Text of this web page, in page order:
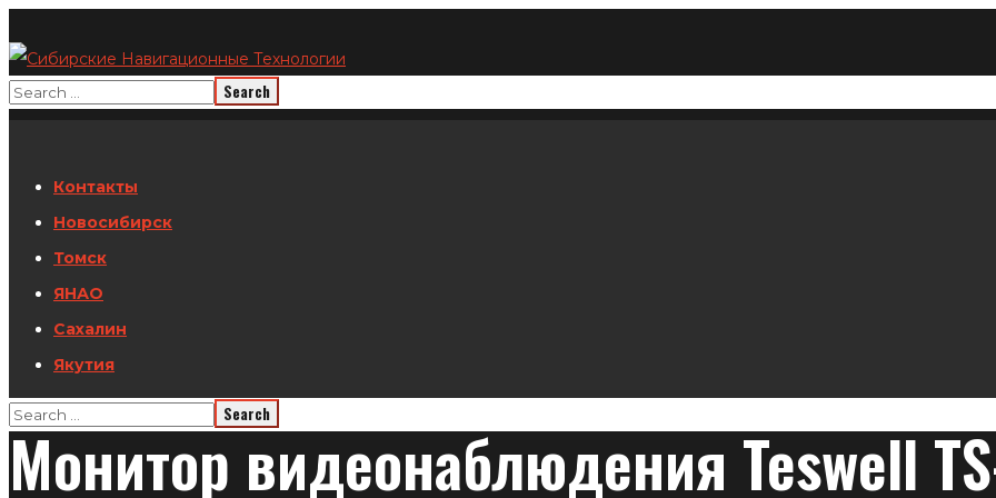
Контакты
Новосибирск
Томск
ЯНАО
Сахалин
Якутия
Монитор видеонаблюдения Teswell